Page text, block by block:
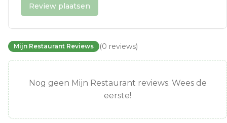
Review plaatsen
Mijn Restaurant Reviews (0 reviews)
Nog geen Mijn Restaurant reviews. Wees de
eerste!